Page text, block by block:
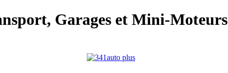
Garages et Mini-Moteurs